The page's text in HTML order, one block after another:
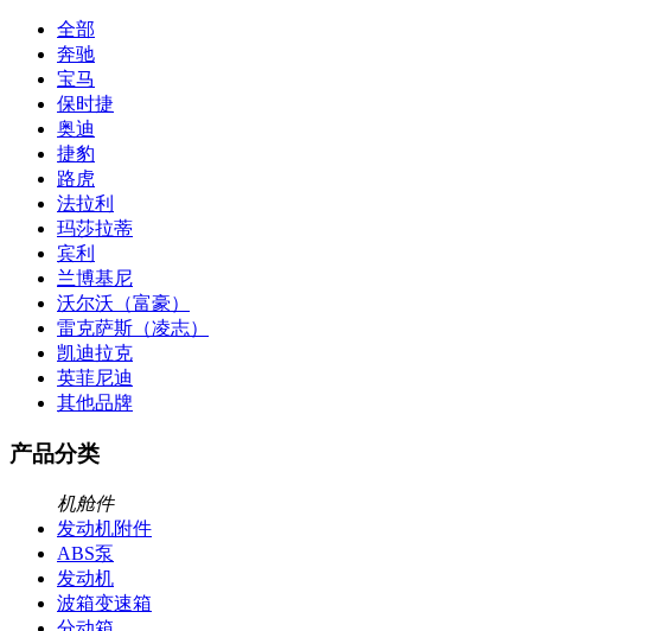
全部
奔驰
宝马
保时捷
奥迪
捷豹
路虎
法拉利
玛莎拉蒂
宾利
兰博基尼
沃尔沃（富豪）
雷克萨斯（凌志）
凯迪拉克
英菲尼迪
其他品牌
产品分类
机舱件
发动机附件
ABS泵
发动机
波箱变速箱